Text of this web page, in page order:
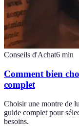
Conseils d'Achat6 min
Comment bien
complet
Choisir une montre de
guide complet pour
besoins.